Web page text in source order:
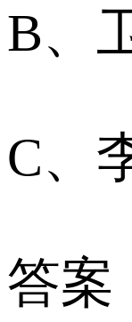
B、
C、
答案